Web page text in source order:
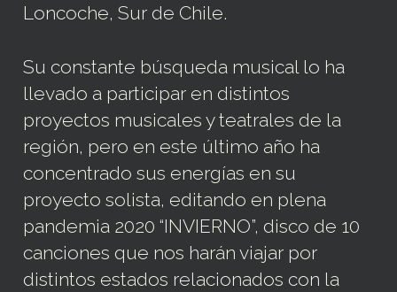
Loncoche, Sur de Chile.
Su constante búsqueda musical lo ha
llevado a participar en distintos
proyectos musicales y teatrales de la
región, pero en este último año ha
concentrado sus energías en su
proyecto solista, editando en plena
pandemia 2020 “INVIERNO”, disco de 10
canciones que nos harán viajar por
distintos estados relacionados con la